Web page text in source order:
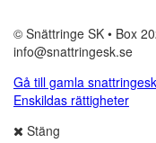
© Snättringe SK • Box
info@snattringesk.se
Gå till gamla
Enskildas rättigheter
Stäng